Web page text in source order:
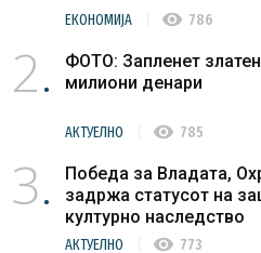
ЕКОНОМИЈА visibility 786
2
ФОТО: Запленет
милиони денари
АКТУЕЛНО visibility 785
3
Победа за Владата,
задржа статусот на
културно наследство
АКТУЕЛНО visibility 773